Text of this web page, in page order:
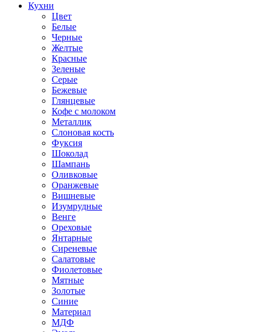
Кухни
Цвет
Белые
Черные
Желтые
Красные
Зеленые
Серые
Бежевые
Глянцевые
Кофе с молоком
Металлик
Слоновая кость
Фуксия
Шоколад
Шампань
Оливковые
Оранжевые
Вишневые
Изумрудные
Венге
Ореховые
Янтарные
Сиреневые
Салатовые
Фиолетовые
Мятные
Золотые
Синие
Материал
МДФ